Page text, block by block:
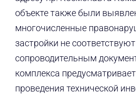
объекте также были
многочисленные
застройки не соответствуют
сопроводительным
комплекса
проведения технической